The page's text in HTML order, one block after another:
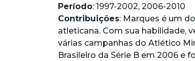
Período: 1997-2002, 2006-2010
Contribuições: Marques é um
atleticana. Com sua habilidade,
várias campanhas do Atlético
Brasileiro da Série B em 2006 e